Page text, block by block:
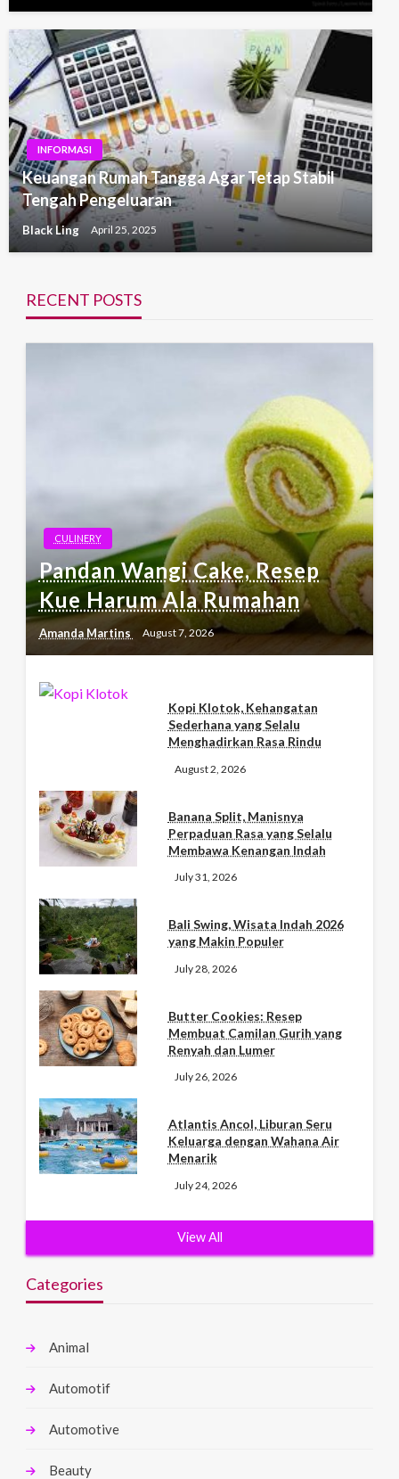
INFORMASI
Keuangan Rumah Tangga Agar Tetap Stabil
Tengah Pengeluaran
Black Ling April 25, 2025
RECENT POSTS
CULINERY
Pandan Wangi Cake, Resep
Kue Harum Ala Rumahan
Amanda Martins August 7, 2026
Kopi Klotok, Kehangatan
Sederhana yang Selalu
Menghadirkan Rasa Rindu
August 2, 2026
Banana Split, Manisnya
Perpaduan Rasa yang Selalu
Membawa Kenangan Indah
July 31, 2026
Bali Swing, Wisata Indah 2026
yang Makin Populer
July 28, 2026
Butter Cookies: Resep
Membuat Camilan Gurih yang
Renyah dan Lumer
July 26, 2026
Atlantis Ancol, Liburan Seru
Keluarga dengan Wahana Air
Menarik
July 24, 2026
View All
Categories
Animal
Automotif
Automotive
Beauty